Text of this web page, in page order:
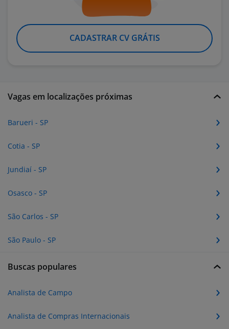
CADASTRAR CV GRÁTIS
Vagas em localizações próximas
Barueri - SP
Cotia - SP
Jundiaí - SP
Osasco - SP
São Carlos - SP
São Paulo - SP
Buscas populares
Analista de Campo
Analista de Compras Internacionais